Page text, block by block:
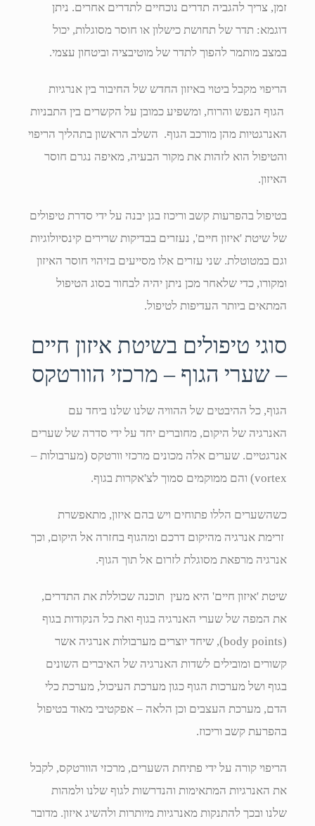
זמן, צריך להגביה תדרים נוכחיים לתדרים אחרים. ניתן
דוגמא: תדר של תחושת כישלון או חוסר מסוגלות, יכול
במצב מותמר להפוך לתדר של מוטיבציה וביטחון עצמי.
הריפוי מקבל ביטוי באיזון החדש של החיבור בין אנרגיות
הגוף הנפש והרוח, ומשפיע כמובן על הקשרים בין התבניות
האנרגטיות מהן מורכב הגוף. השלב הראשון בתהליך הריפוי
והטיפול הוא לזהות את מקור הבעיה, מאיפה נגרם חוסר
האיזון.
בטיפול בהפרעות קשב וריכוז בגן יבנה על ידי סדרת טיפולים
של שיטת 'איזון חיים', נעזרים בבדיקות שרירים קינסיולוגיות
וגם במטוטלת. שני עזרים אלו מסייעים בזיהוי חוסר האיזון
ומקורו, כדי שלאחר מכן ניתן יהיה לבחור בסוג הטיפול
המתאים ביותר העדיפות לטיפול.
סוגי טיפולים בשיטת איזון חיים
– שערי הגוף – מרכזי הוורטקס
הגוף, כל ההיבטים של ההוויה שלנו שלנו ביחד עם
האנרגיה של היקום, מחוברים יחד על ידי סדרה של שערים
אנרגטיים. שערים אלה מכונים מרכזי וורטקס (מערבולות –
vortex) והם ממוקמים סמוך לצ'אקרות בגוף.
כשהשערים הללו פתוחים ויש בהם איזון, מתאפשרת
זרימת אנרגיה מהיקום דרכם ומהגוף בחזרה אל היקום, וכך
אנרגיה מרפאת מסוגלת לזרום אל תוך הגוף.
שיטת 'איזון חיים' היא מעין תוכנה שכוללת את התדרים,
את המפה של שערי האנרגיה בגוף ואת כל הנקודות בגוף
(body points), שיחד יוצרים מערבולות אנרגיה אשר
קשורים ומובילים לשדות האנרגיה של האיברים השונים
בגוף ושל מערכות הגוף כגון מערכת העיכול, מערכת כלי
הדם, מערכת העצבים וכן הלאה – אפקטיבי מאוד בטיפול
בהפרעת קשב וריכוז.
הריפוי קורה על ידי פתיחת השערים, מרכזי הוורטקס, לקבל
את האנרגיות המתאימות והנדרשות לגוף שלנו ולמהות
שלנו ובכך להתנקות מאנרגיות מיותרות ולהשיג איזון. מדובר